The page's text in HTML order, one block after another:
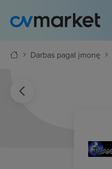
Darbas pagal įmonę